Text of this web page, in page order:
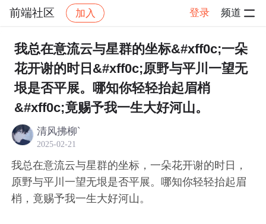
前端社区 加入 登录 频道
社区 前端社区 感慨 帖子详情
我总在意流云与星群的坐标&#xff0c;一朵
花开谢的时日&#xff0c;原野与平川一望无
垠是否平展。哪知你轻轻抬起眉梢
&#xff0c;竟赐予我一生大好河山。
清风拂柳`
2025-02-21
我总在意流云与星群的坐标，一朵花开谢的时日，
原野与平川一望无垠是否平展。哪知你轻轻抬起眉
梢，竟赐予我一生大好河山。